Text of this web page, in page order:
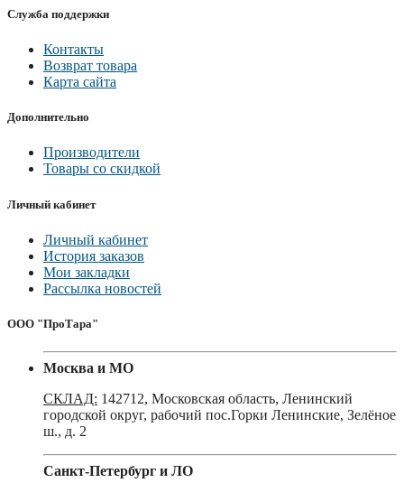
Служба поддержки
Контакты
Возврат товара
Карта сайта
Дополнительно
Производители
Товары со скидкой
Личный кабинет
Личный кабинет
История заказов
Мои закладки
Рассылка новостей
ООО "ПроТара"
Москва и МО
СКЛАД: 142712, Московская область, Ленинский
городской округ, рабочий пос.Горки Ленинские, Зелёное
ш., д. 2
Санкт-Петербург и ЛО